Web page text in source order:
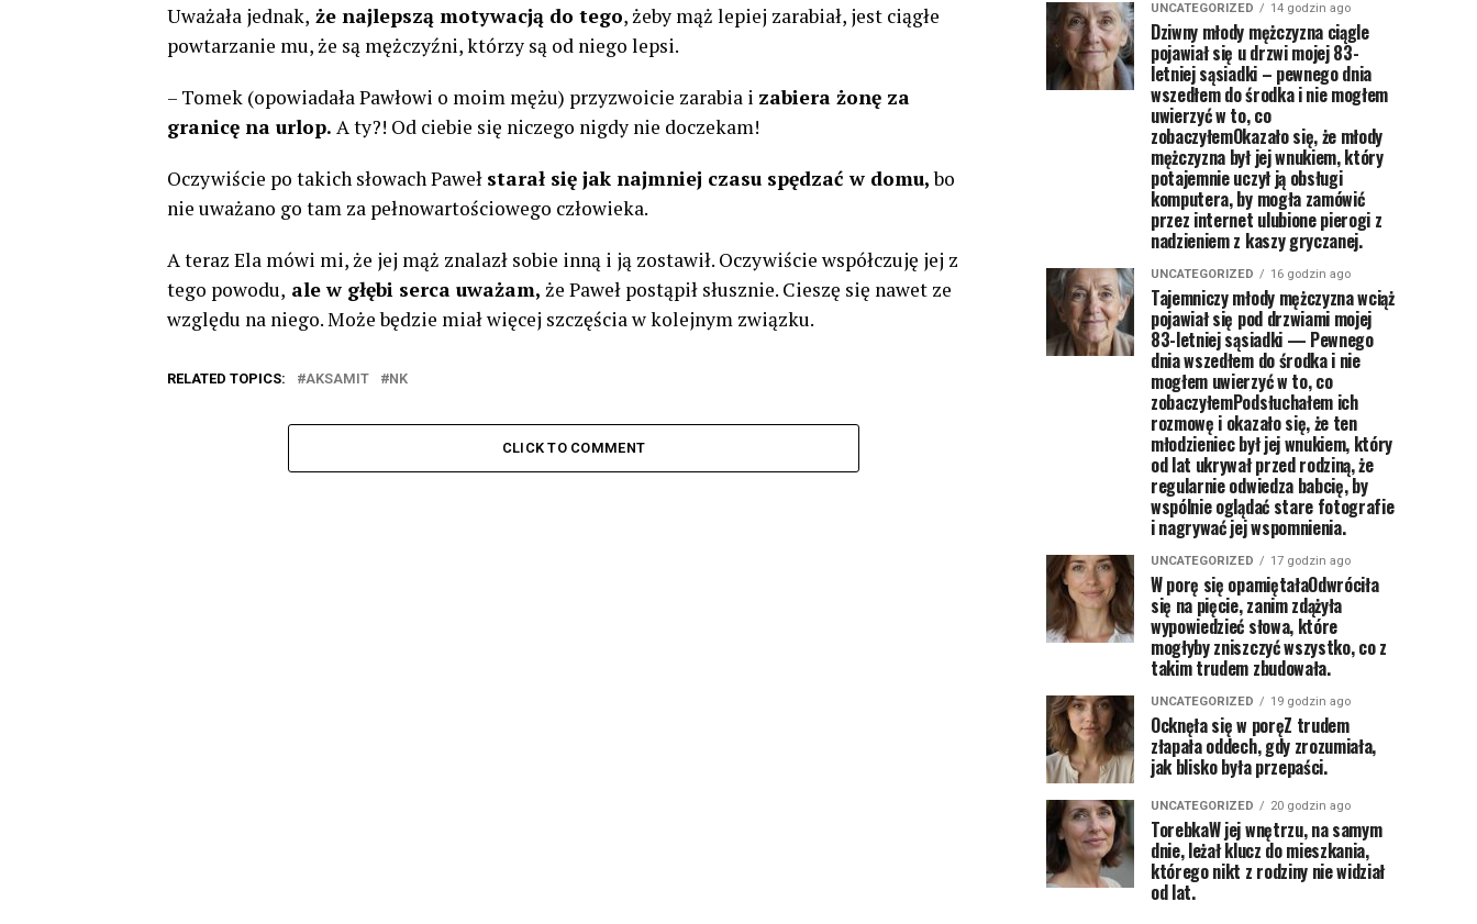
Uważała jednak, że najlepszą motywacją do tego, żeby mąż lepiej zarabiał, jest ciągłe
powtarzanie mu, że są mężczyźni, którzy są od niego lepsi.
– Tomek (opowiadała Pawłowi o moim mężu) przyzwoicie zarabia i zabiera żonę za
granicę na urlop. A ty?! Od ciebie się niczego nigdy nie doczekam!
Oczywiście po takich słowach Paweł starał się jak najmniej czasu spędzać w domu,bo
nie uważano go tam za pełnowartościowego człowieka.
A teraz Ela mówi mi, że jej mąż znalazł sobie inną i ją zostawił. Oczywiście współczuję jej z
tego powodu, ale w głębi serca uważam, że Paweł postąpił słusznie. Cieszę się nawet ze
względu na niego. Może będzie miał więcej szczęścia w kolejnym związku.
RELATED TOPICS: AKSAMIT NK
CLICK TO COMMENT
UNCATEGORIZED 14 godzin ago
Dziwny młody mężczyzna ciągle
pojawiał się u drzwi mojej 83-
letniej sąsiadki – pewnego dnia
wszedłem do środka i nie mogłem
uwierzyć w to, co
zobaczyłemOkazało się, że młody
mężczyzna był jej wnukiem, który
potajemnie uczył ją obsługi
komputera, by mogła zamówić
przez internet ulubione pierogi z
nadzieniem z kaszy gryczanej.
UNCATEGORIZED 16 godzin ago
Tajemniczy młody mężczyzna wciąż
pojawiał się pod drzwiami mojej
83-letniej sąsiadki — Pewnego
dnia wszedłem do środka i nie
mogłem uwierzyć w to, co
zobaczyłemPodsłuchałem ich
rozmowę i okazało się, że ten
młodzieniec był jej wnukiem, który
od lat ukrywał przed rodziną, że
regularnie odwiedza babcię, by
wspólnie oglądać stare fotografie
i nagrywać jej wspomnienia.
UNCATEGORIZED 17 godzin ago
W porę się opamiętałaOdwróciła
się na pięcie, zanim zdążyła
wypowiedzieć słowa, które
mogłyby zniszczyć wszystko, co z
takim trudem zbudowała.
UNCATEGORIZED 19 godzin ago
Ocknęła się w poręZ trudem
złapała oddech, gdy zrozumiała,
jak blisko była przepaści.
UNCATEGORIZED 20 godzin ago
TorebkaW jej wnętrzu, na samym
dnie, leżał klucz do mieszkania,
którego nikt z rodziny nie widział
od lat.